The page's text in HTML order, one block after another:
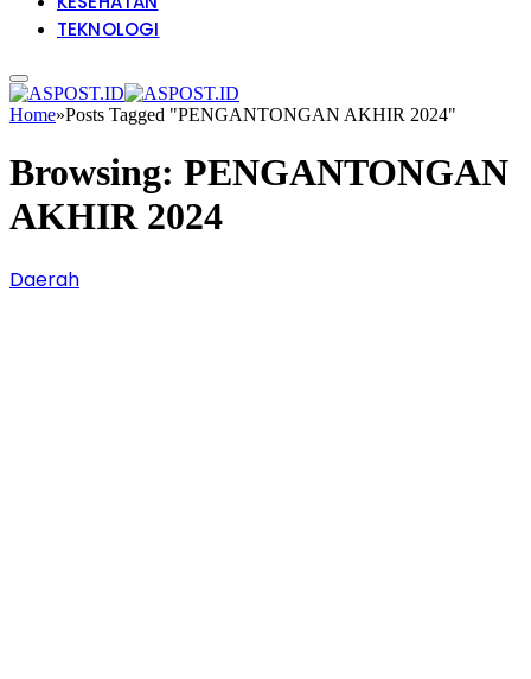
TEKNOLOGI
Home»Posts Tagged "PENGANTONGAN AKHIR 2024"
Browsing: PENGANTONGAN
AKHIR 2024
Daerah